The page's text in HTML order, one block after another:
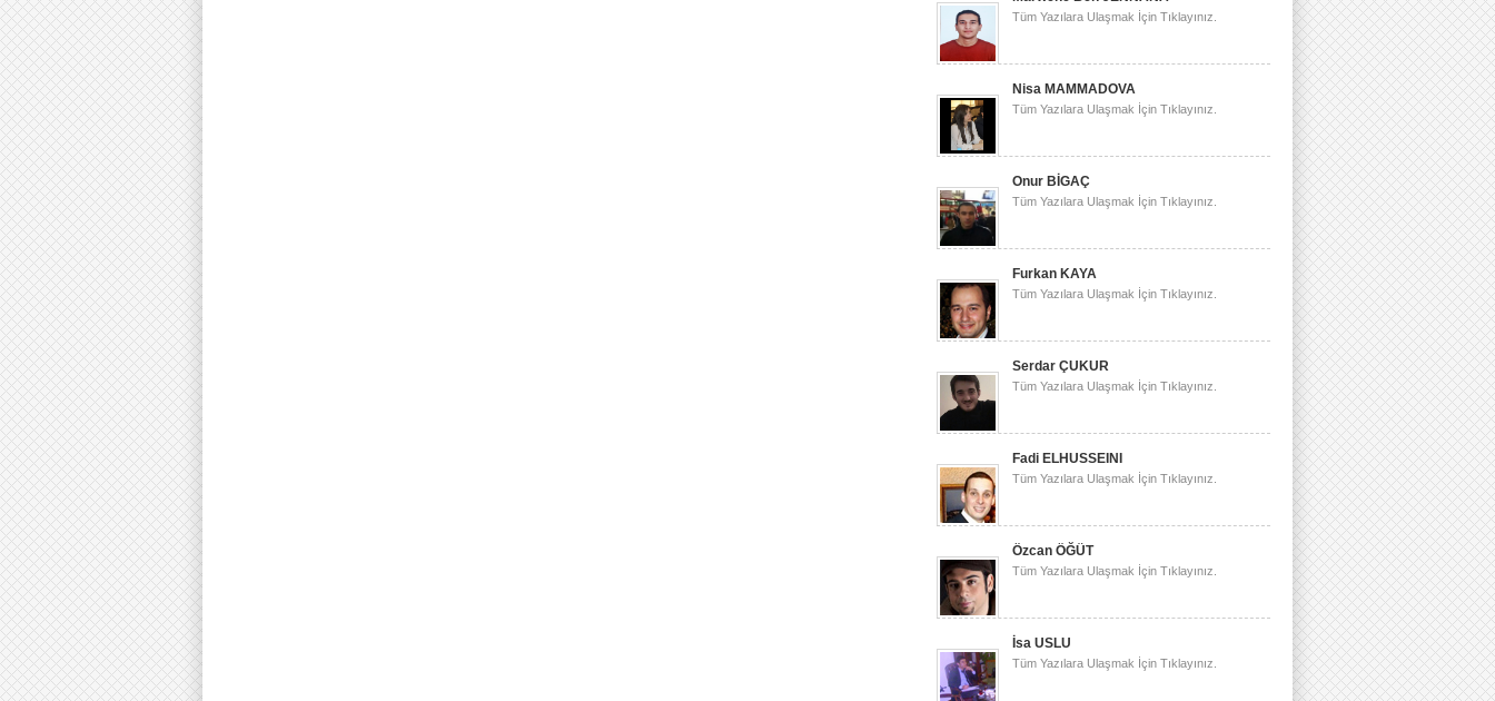
Tüm Yazılara Ulaşmak İçin Tıklayınız.
Nisa MAMMADOVA
Tüm Yazılara Ulaşmak İçin Tıklayınız.
Onur BİGAÇ
Tüm Yazılara Ulaşmak İçin Tıklayınız.
Furkan KAYA
Tüm Yazılara Ulaşmak İçin Tıklayınız.
Serdar ÇUKUR
Tüm Yazılara Ulaşmak İçin Tıklayınız.
Fadi ELHUSSEINI
Tüm Yazılara Ulaşmak İçin Tıklayınız.
Özcan ÖĞÜT
Tüm Yazılara Ulaşmak İçin Tıklayınız.
İsa USLU
Tüm Yazılara Ulaşmak İçin Tıklayınız.